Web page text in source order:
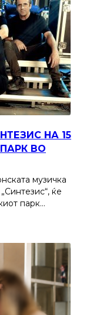
НА 15
ВО
музичка
ќе
парк…